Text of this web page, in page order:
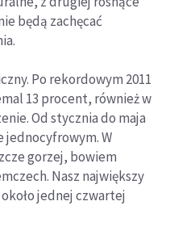
będą zachęcać
Po rekordowym 2011
13 procent, również w
Od stycznia do maja
jednocyfrowym. W
gorzej, bowiem
Nasz największy
jednej czwartej